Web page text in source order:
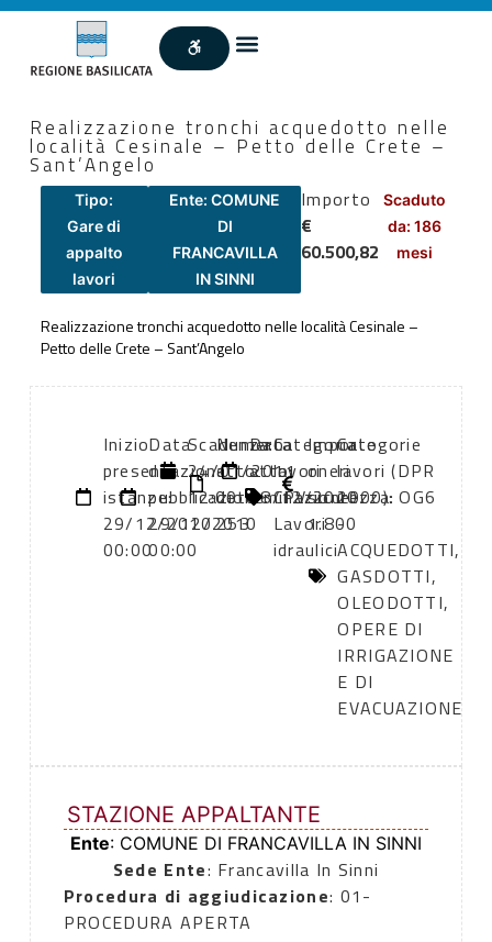
Realizzazione tronchi acquedotto nelle
località Cesinale – Petto delle Crete –
Sant’Angelo
Tipo:
Gare di
appalto
lavori
Ente: COMUNE
DI
FRANCAVILLA
IN SINNI
Importo
€
60.500,82
Scaduto
da: 186
mesi
Realizzazione tronchi acquedotto nelle località Cesinale –
Petto delle Crete – Sant’Angelo
Inizio
presentazione
istanze:
29/12/2010
00:00
Data
di
pubblicazione:
29/12/2010
00:00
Scadenza:
24/01/2011
12:00
Numero
atto:
determinazione
253
Data
atto:
28/12/2010
Categoria
lavori
CPV:
Lavori
idraulici
Importo
oneri
sicurezza:
1.800
Categorie
lavori (DPR
2000): OG6
-
ACQUEDOTTI,
GASDOTTI,
OLEODOTTI,
OPERE DI
IRRIGAZIONE
E DI
EVACUAZIONE
STAZIONE APPALTANTE
Ente: COMUNE DI FRANCAVILLA IN SINNI
Sede Ente: Francavilla In Sinni
Procedura di aggiudicazione: 01-
PROCEDURA APERTA